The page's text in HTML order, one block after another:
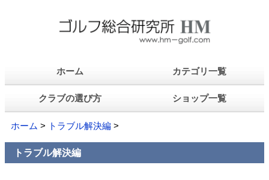
ホーム カテゴリ一覧
クラブの選び方 ショップ一覧
ホーム > トラブル解決編 >
トラブル解決編